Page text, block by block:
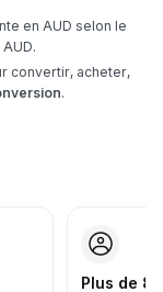
en AUD selon le
convertir, acheter,
.
Plus de